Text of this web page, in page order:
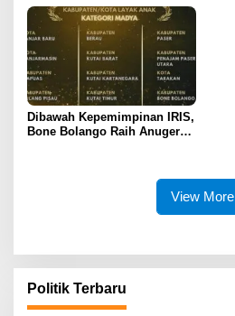
Dibawah Kepemimpinan IRIS,
Bone Bolango Raih Anugerah
View More
Politik Terbaru